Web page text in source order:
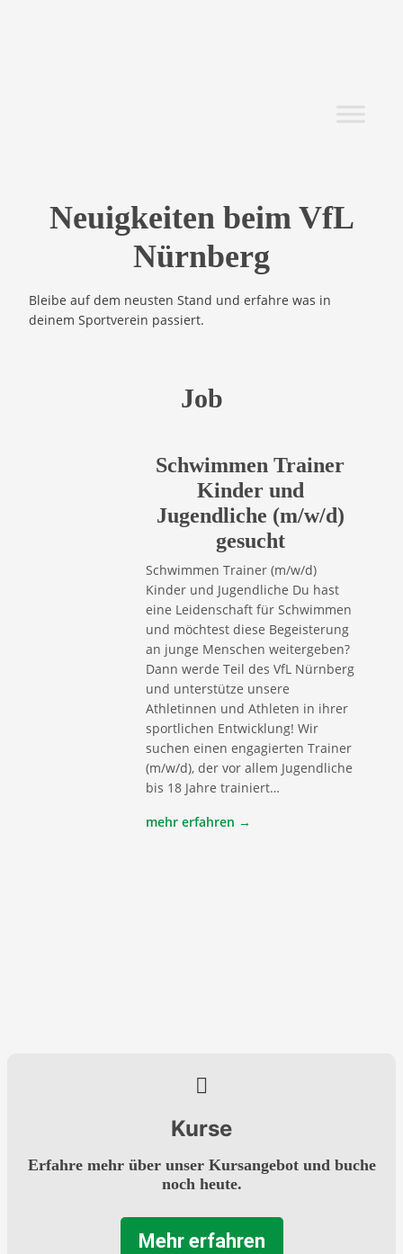
Neuigkeiten beim VfL
Nürnberg
Bleibe auf dem neusten Stand und erfahre was in
deinem Sportverein passiert.
Job
Schwimmen Trainer
Kinder und
Jugendliche (m/w/d)
gesucht
Schwimmen Trainer (m/w/d)
Kinder und Jugendliche Du hast
eine Leidenschaft für Schwimmen
und möchtest diese Begeisterung
an junge Menschen weitergeben?
Dann werde Teil des VfL Nürnberg
und unterstütze unsere
Athletinnen und Athleten in ihrer
sportlichen Entwicklung! Wir
suchen einen engagierten Trainer
(m/w/d), der vor allem Jugendliche
bis 18 Jahre trainiert…
mehr erfahren →
Kurse
Erfahre mehr über unser Kursangebot und buche
noch heute.
Mehr erfahren